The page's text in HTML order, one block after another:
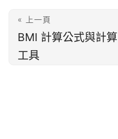
« 上一頁
BMI 計算公式與計算
工具